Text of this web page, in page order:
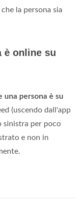
la persona sia
è online su
una persona è su
(uscendo dall'app
sinistra per poco
e non in